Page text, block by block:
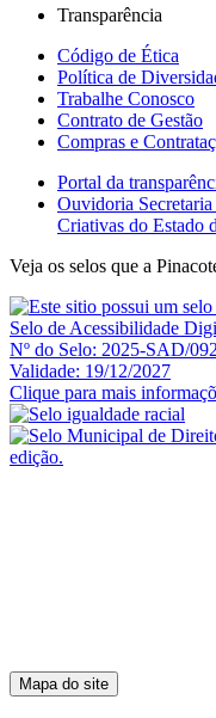
Transparência
Código de Ética
Política de
Trabalhe Conosco
Contrato de Gestão
Compras e
Portal da
Ouvidoria
Criativas do Estado
Veja os selos que a
Selo de Acessibilidade
Nº do Selo: 2025-SAD/092
Validade: 19/12/2027
Clique para mais
Mapa do site